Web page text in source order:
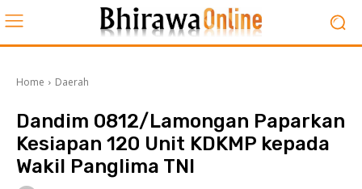
Home Daerah
Dandim 0812/Lamongan Paparkan
Kesiapan 120 Unit KDKMP kepada
Wakil Panglima TNI